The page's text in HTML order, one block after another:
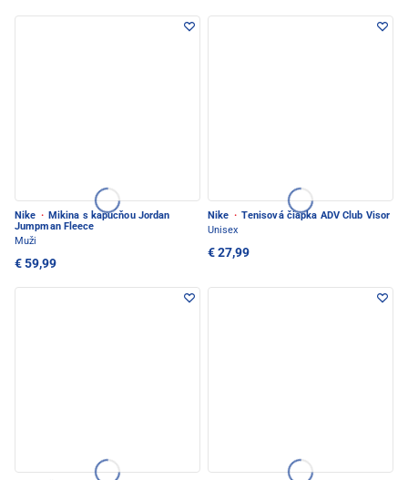
Nike · Mikina s kapucňou Jordan
Jumpman Fleece
Muži
€ 59,99
Nike · Tenisová čiapka ADV Club Visor
Unisex
€ 27,99